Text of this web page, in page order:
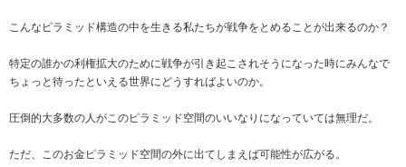
こんなピラミッド構造の中を生きる私たちが戦争をとめることが出来るのか？
特定の誰かの利権拡大のために戦争が引き起こされそうになった時にみんなで
ちょっと待ったといえる世界にどうすればよいのか。
圧倒的大多数の人がこのピラミッド空間のいいなりになっていては無理だ。
ただ、このお金ピラミッド空間の外に出てしまえば可能性が広がる。